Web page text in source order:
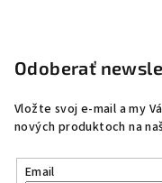
Odoberať
Vložte svoj e-mail a my
nových produktoch na
Email